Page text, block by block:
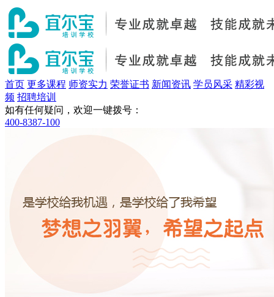
首页 更多课程 师资实力 荣誉证书 新闻资讯 学员风采 精彩视
频 招聘培训
如有任何疑问，欢迎一键拨号：
400-8387-100